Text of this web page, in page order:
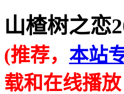
山楂树之恋
(推荐， 本站
载和在线播